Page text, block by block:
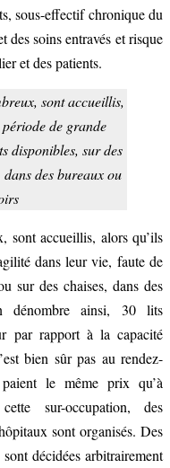
sous-effectif chronique du
des soins entravés et risque
et des patients.
sont accueillis,
de grande
disponibles, sur des
des bureaux ou
sont accueillis, alors qu’ils
dans leur vie, faute de
sur des chaises, dans des
dénombre ainsi, 30 lits
par rapport à la capacité
bien sûr pas au rendez-
le même prix qu’à
sur-occupation, des
sont organisés. Des
décidées arbitrairement